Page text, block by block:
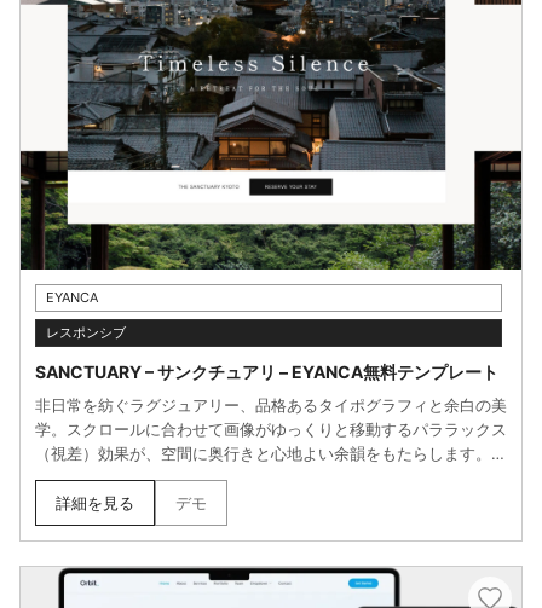
EYANCA
レスポンシブ
SANCTUARY – サンクチュアリ – EYANCA無料テンプレート
非日常を紡ぐラグジュアリー、品格あるタイポグラフィと余白の美
学。スクロールに合わせて画像がゆっくりと移動するパララックス
（視差）効果が、空間に奥行きと心地よい余韻をもたらします。ゴ
ールドとオフホワイトを基調とした配色は、訪れる人に安らぎと高
揚感を同時に提供。時間の流れを忘れさせるような、上質なブラン
ド体験を演出したい方に。
詳細を見る デモ